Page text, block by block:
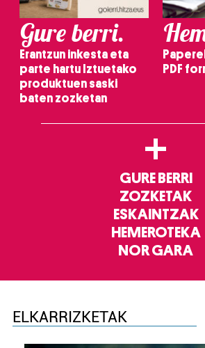
Gure berri.
Erantzun inkesta eta
parte hartu Iztuetako
produktuen saski
baten zozketan
PDF
+
GURE BERRI
ZOZKETAK
ESKAINTZAK
HEMEROTEKA
NOR GARA
ELKARRIZKETAK